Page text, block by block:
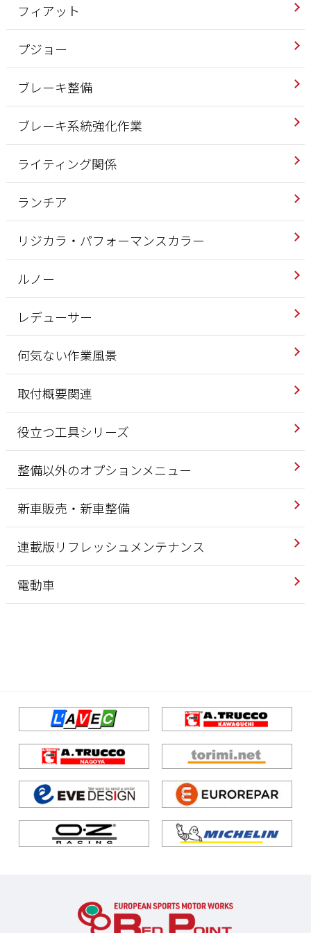
フィアット
プジョー
ブレーキ整備
ブレーキ系統強化作業
ライティング関係
ランチア
リジカラ・パフォーマンスカラー
ルノー
レデューサー
何気ない作業風景
取付概要関連
役立つ工具シリーズ
整備以外のオプションメニュー
新車販売・新車整備
連載版リフレッシュメンテナンス
電動車